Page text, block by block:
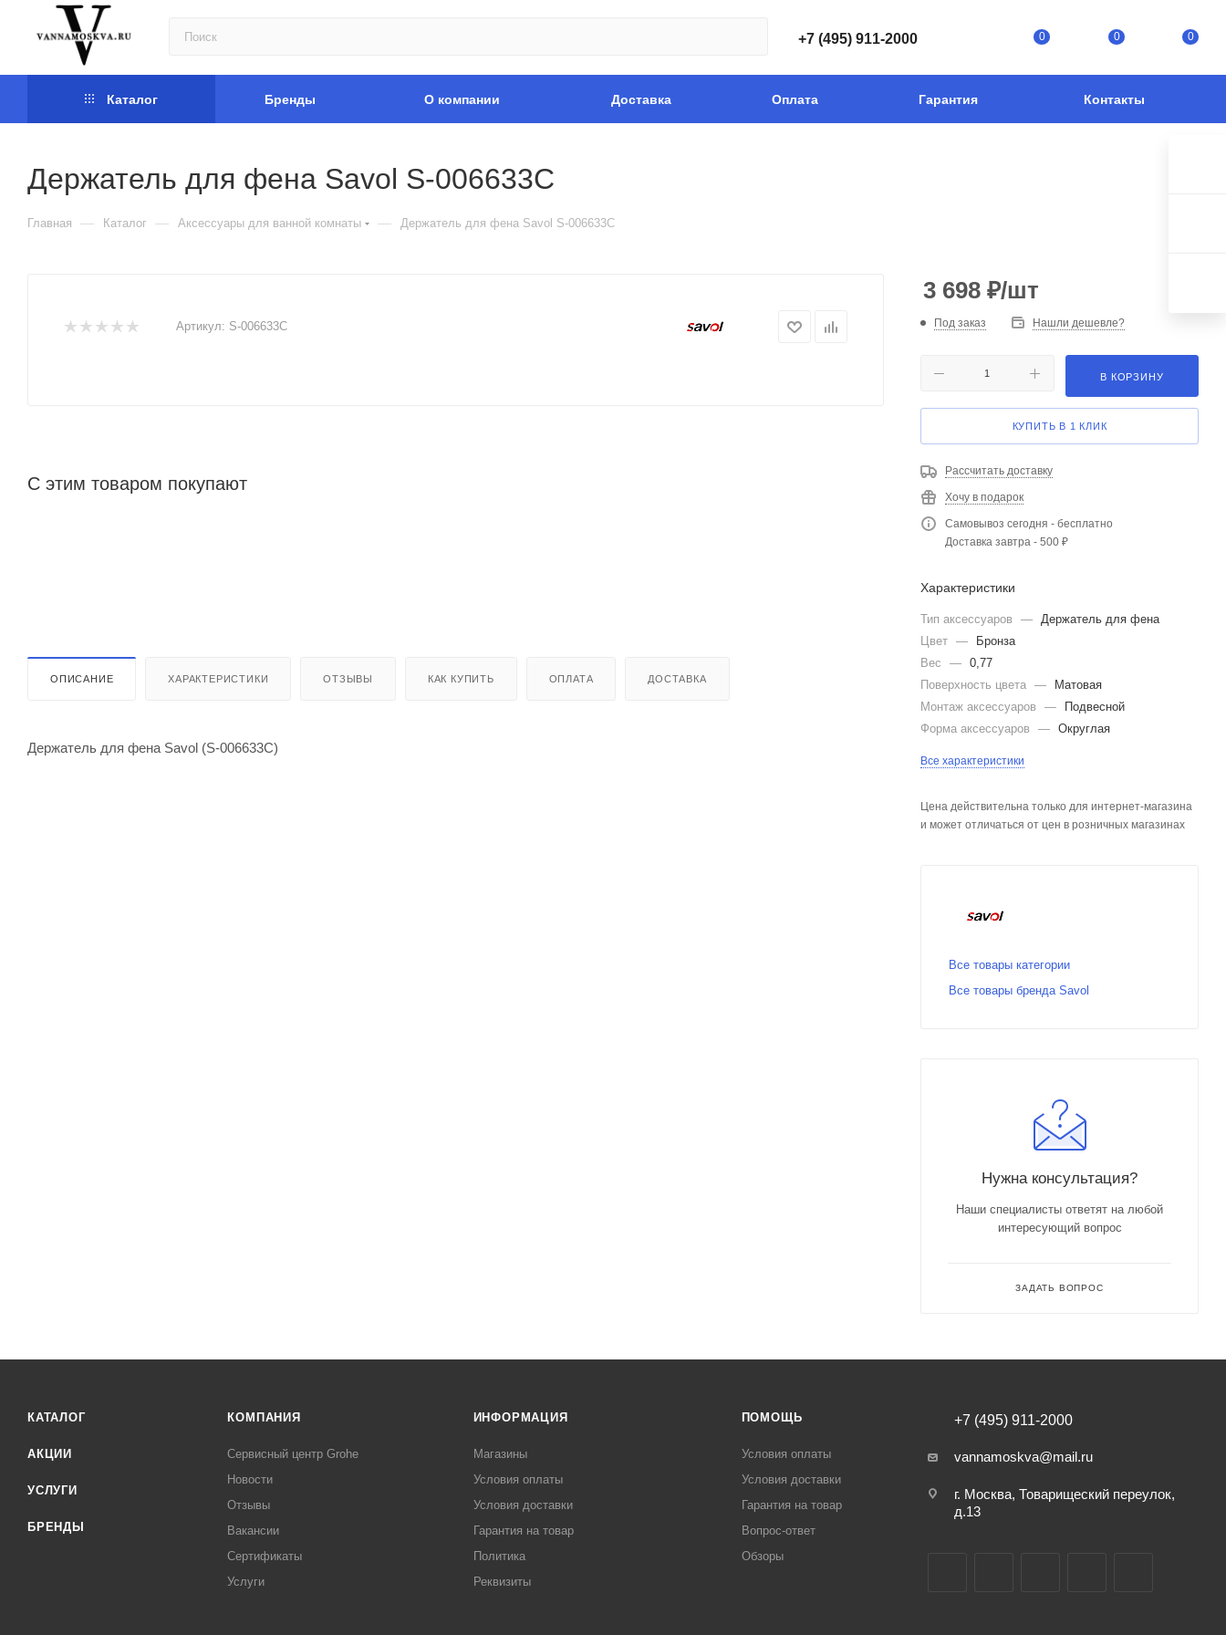
+7 (495) 911-2000 0 0 0
Каталог Бренды О компании Доставка Оплата Гарантия Контакты
Держатель для фена Savol S-006633C
Главная — Каталог — Аксессуары для ванной комнаты — Держатель для фена Savol S-006633C
Артикул: S-006633C
С этим товаром покупают
ОПИСАНИЕ ХАРАКТЕРИСТИКИ ОТЗЫВЫ КАК КУПИТЬ ОПЛАТА ДОСТАВКА
Держатель для фена Savol (S-006633C)
3 698 ₽/шт
Под заказ Нашли дешевле?
В КОРЗИНУ
КУПИТЬ В 1 КЛИК
Рассчитать доставку
Хочу в подарок
Самовывоз сегодня - бесплатно
Доставка завтра - 500 ₽
Характеристики
Тип аксессуаров — Держатель для фена
Цвет —
Бронза
Вес
— 0,77
Поверхность цвета —
Матовая
Монтаж аксессуаров
—
Подвесной
Форма аксессуаров
— Округлая
Все характеристики
Цена действительна только для интернет-магазина
и может отличаться от цен в розничных магазинах
Все товары категории
Все товары бренда Savol
Нужна консультация?
Наши специалисты ответят на любой
интересующий вопрос
ЗАДАТЬ ВОПРОС
КАТАЛОГ
АКЦИИ
УСЛУГИ
БРЕНДЫ
КОМПАНИЯ
Сервисный центр Grohe
Новости
Отзывы
Вакансии
Сертификаты
Услуги
ИНФОРМАЦИЯ
Магазины
Условия оплаты
Условия доставки
Гарантия на товар
Политика
Реквизиты
ПОМОЩЬ
Условия оплаты
Условия доставки
Гарантия на товар
Вопрос-ответ
Обзоры
+7 (495) 911-2000
vannamoskva@mail.ru
г. Москва, Товарищеский переулок,
д.13